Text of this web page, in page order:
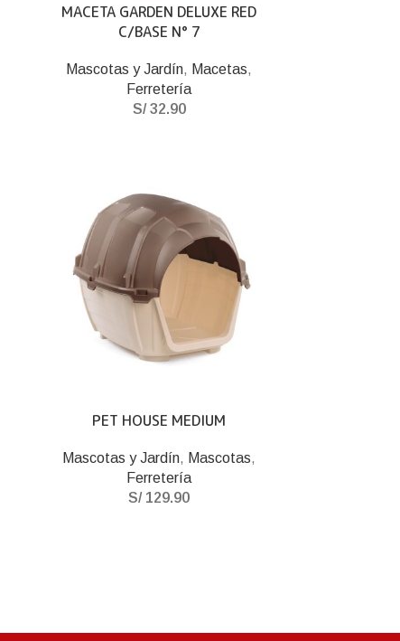
MACETA GARDEN DELUXE RED
C/BASE N° 7
Mascotas y Jardín, Macetas,
Ferretería
S/32.90
PET HOUSE MEDIUM
Mascotas y Jardín, Mascotas,
Ferretería
S/129.90